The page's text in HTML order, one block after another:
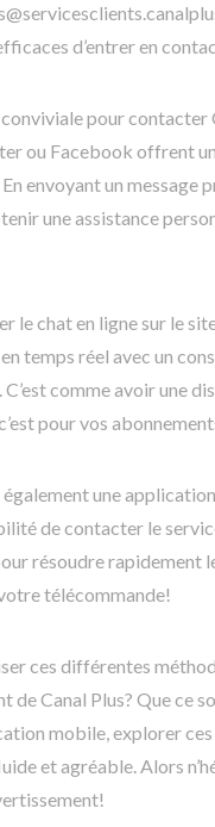
d’entrer en
pour contacter
ou Facebook offrent
envoyant un
une assistance
le chat en ligne sur le
temps réel avec un
comme avoir une
pour vos
une
de contacter le
résoudre
télécommande!
ces différentes
de Canal Plus? Que ce
mobile, explorer
et agréable. Alors